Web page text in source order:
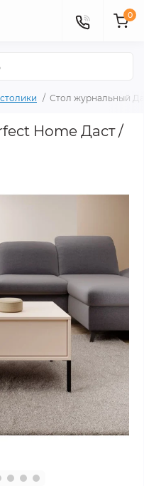
0
Стол журнальный
Home Даст /